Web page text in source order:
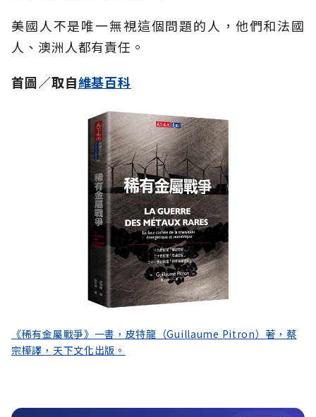
美國人不是唯一無視這個問題的人，他們和法國
人、澳洲人都有責任。
首圖／取自維基百科
《稀有金屬戰爭》一書，皮特龍（Guillaume Pitron）著，蔡
宗樺譯，天下文化出版。